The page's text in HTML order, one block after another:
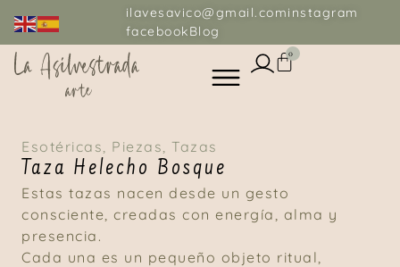
ilavesavico@gmail.cominstagram
facebookBlog
0
Esotéricas, Piezas, Tazas
Taza Helecho Bosque
Estas tazas nacen desde un gesto
consciente, creadas con energía, alma y
presencia.
Cada una es un pequeño objeto ritual,